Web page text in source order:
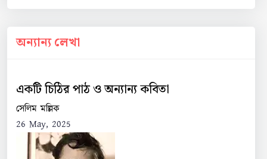
Darun Chhilo sr.kichhu somoyer jonno oi
caracter a chole gechhilam..tobe sr ak bar
basanti highway ta porte chai .valo thakben.
অন্যান্য লেখা
একটি চিঠির পাঠ ও অন্যান্য কবিতা
সেলিম মল্লিক
26 May, 2025